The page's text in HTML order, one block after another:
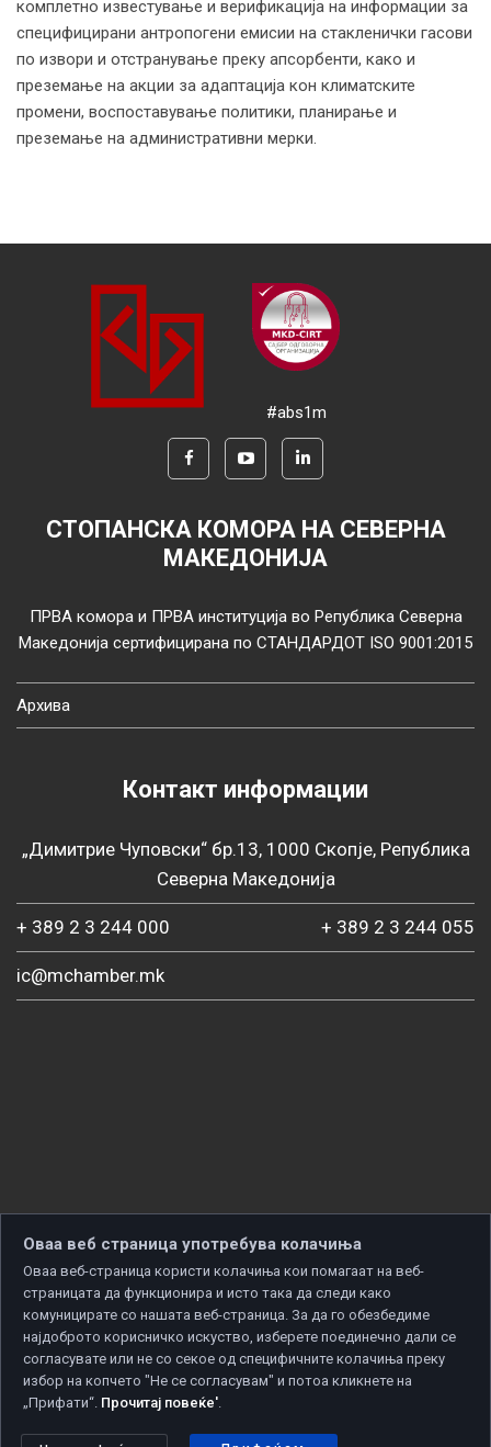
комплетно известување и верификација на информации за
специфицирани антропогени емисии на стакленички гасови
по извори и отстранување преку апсорбенти, како и
преземање на акции за адаптација кон климатските
промени, воспоставување политики, планирање и
преземање на административни мерки.
#abs1m
СТОПАНСКА КОМОРА НА СЕВЕРНА
МАКЕДОНИЈА
ПРВА комора и ПРВА институција во Република Северна
Македонија сертифицирана по СТАНДАРДОТ ISO 9001:2015
Архива
Контакт информации
„Димитрие Чуповски“ бр.13, 1000 Скопје, Република
Северна Македонија
+ 389 2 3 244 000 + 389 2 3 244 055
ic@mchamber.mk
Copyright © 2026 Developed by
Политика за приватност | Политика за колачиња
Оваа веб страница употребува колачиња
Оваа веб-страница користи колачиња кои помагаат на веб-
страницата да функционира и исто така да следи како
комуницирате со нашата веб-страница. За да го обезбедиме
најдоброто корисничко искуство, изберете поединечно дали се
согласувате или не со секое од специфичните колачиња преку
избор на копчето "Не се согласувам" и потоа кликнете на
„Прифати“. Прочитај повеќе'.